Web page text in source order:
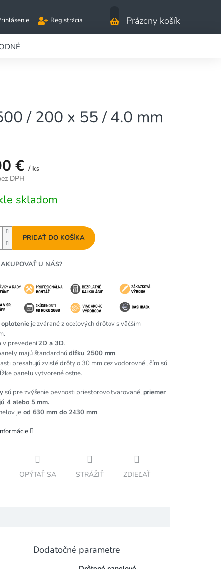
Registrácia
Nákupný
košík
Prázdny košík
/ 200 x 55 / 4.0 mm
€ / ks
DPH
skladom
PRIDAŤ DO KOŠÍKA
U NÁS?
je zvárané z oceľových drôtov s väčším
v prevedení2D a 3D.
majú štandardnúdĺžku 2500 mm.
presahujú zvislé drôty o 30 mm cez vodorovné , čím sú
panelu vytvorené ostne.
sú pre zvýšenie pevnosti priestorovo tvarované,priemer
4 alebo 5 mm.
jeod 630 mm do 2430 mm.
OPÝTAŤ SA STRÁŽIŤ ZDIEĽAŤ
Dodatočné parametre